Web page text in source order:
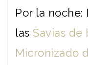
Por la
las Savias de
Micronizado